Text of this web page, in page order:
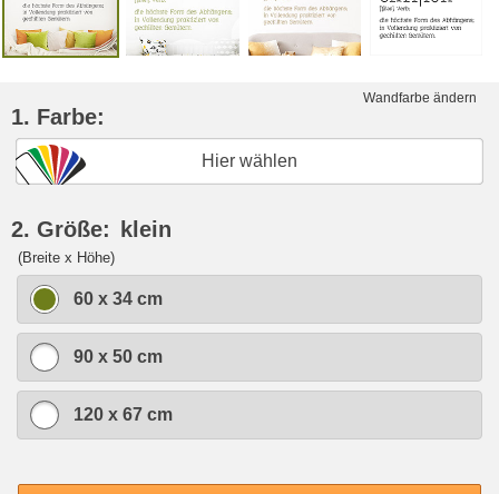
Wandfarbe ändern
1. Farbe:
Hier wählen
2. Größe: klein
(Breite x Höhe)
60 x 34 cm
90 x 50 cm
120 x 67 cm